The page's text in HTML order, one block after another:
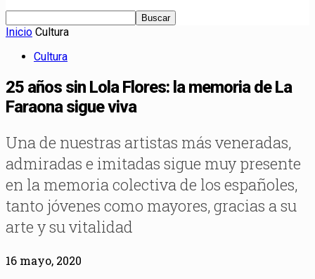
Inicio Cultura
Cultura
25 años sin Lola Flores: la memoria de La
Faraona sigue viva
Una de nuestras artistas más veneradas,
admiradas e imitadas sigue muy presente
en la memoria colectiva de los españoles,
tanto jóvenes como mayores, gracias a su
arte y su vitalidad
16 mayo, 2020